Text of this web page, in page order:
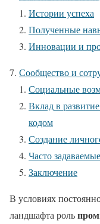
Истории успеха
Полученные
Инновации и
Сообщество и
Социальные
Вклад в
кодом
Создание
Часто
Заключение
В условиях
ландшафта роль